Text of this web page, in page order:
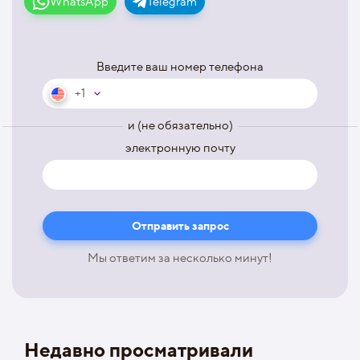
Введите ваш номер телефона
+1
и (не обязательно)
электронную почту
Мы ответим за несколько минут!
Недавно просматривали